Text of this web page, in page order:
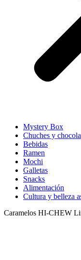
Mystery Box
Chuches y
Bebidas
Ramen
Mochi
Galletas
Snacks
Alimentación
Cultura y belleza
Caramelos HI‑CHEW